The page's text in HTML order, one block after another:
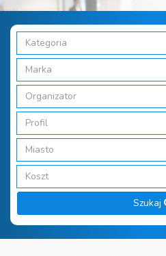
Kategoria
Marka
Organizator
Profil
Miasto
Koszt
Szukaj